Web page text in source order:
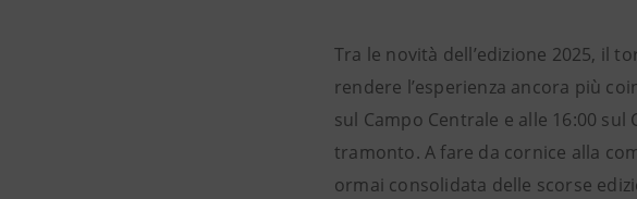
Tra le novità dell’edizione 2025, il
rendere l’esperienza ancora più
sul Campo Centrale e alle 16:00
tramonto. A fare da cornice alla
ormai consolidata delle scorse